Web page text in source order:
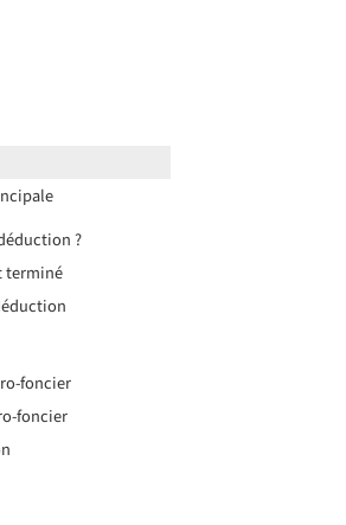
?
terminé
foncier
foncier